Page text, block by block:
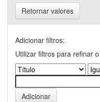
Retornar valores
Adicionar filtros:
Utilizar filtros para refinar